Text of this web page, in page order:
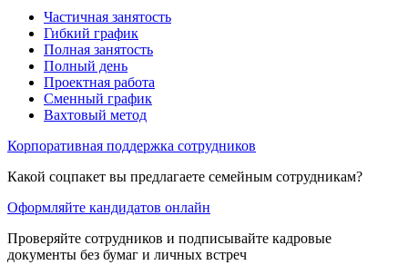
Частичная занятость
Гибкий график
Полная занятость
Полный день
Проектная работа
Сменный график
Вахтовый метод
Корпоративная поддержка сотрудников
Какой соцпакет вы предлагаете семейным сотрудникам?
Оформляйте кандидатов онлайн
Проверяйте сотрудников и подписывайте кадровые
документы без бумаг и личных встреч